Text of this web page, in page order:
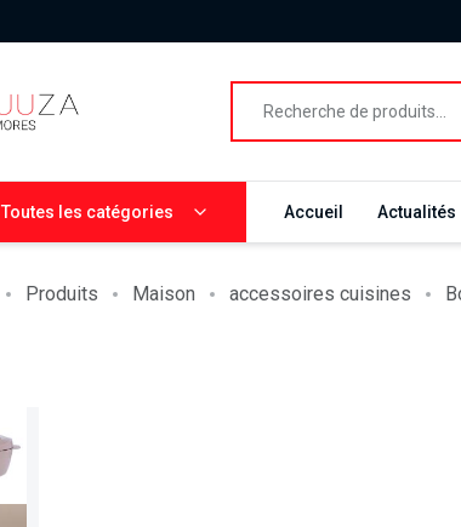
Toutes les catégories Accueil Actualités
Produits Maison accessoires cuisines